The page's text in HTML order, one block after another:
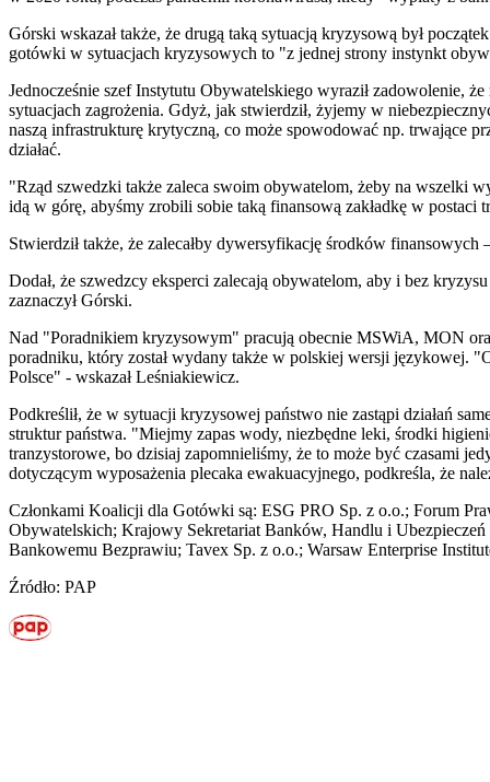
Górski wskazał także, że drugą taką sytuacją kryzysową był
gotówki w sytuacjach kryzysowych to "z jednej strony instynkt
Jednocześnie szef Instytutu Obywatelskiego wyraził zadowolenie,
sytuacjach zagrożenia. Gdyż, jak stwierdził, żyjemy w
naszą infrastrukturę krytyczną, co może spowodować np. trwające
działać.
"Rząd szwedzki także zaleca swoim obywatelom, żeby na wszelki
idą w górę, abyśmy zrobili sobie taką finansową zakładkę w
Stwierdził także, że zalecałby dywersyfikację środków
Dodał, że szwedzcy eksperci zalecają obywatelom, aby i bez
zaznaczył Górski.
Nad "Poradnikiem kryzysowym" pracują obecnie MSWiA, MON
poradniku, który został wydany także w polskiej wersji językowej.
Polsce" - wskazał Leśniakiewicz.
Podkreślił, że w sytuacji kryzysowej państwo nie zastąpi działań
struktur państwa. "Miejmy zapas wody, niezbędne leki, środki
tranzystorowe, bo dzisiaj zapomnieliśmy, że to może być czasami
dotyczącym wyposażenia plecaka ewakuacyjnego, podkreśla, że
Członkami Koalicji dla Gotówki są: ESG PRO Sp. z o.o.; Forum
Obywatelskich; Krajowy Sekretariat Banków, Handlu i
Bankowemu Bezprawiu; Tavex Sp. z o.o.; Warsaw Enterprise
Źródło: PAP